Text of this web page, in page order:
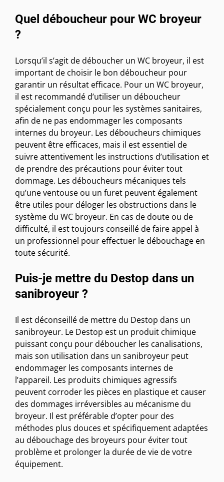
Quel déboucheur pour WC broyeur
?
Lorsqu’il s’agit de déboucher un WC broyeur, il est
important de choisir le bon déboucheur pour
garantir un résultat efficace. Pour un WC broyeur,
il est recommandé d’utiliser un déboucheur
spécialement conçu pour les systèmes sanitaires,
afin de ne pas endommager les composants
internes du broyeur. Les déboucheurs chimiques
peuvent être efficaces, mais il est essentiel de
suivre attentivement les instructions d’utilisation et
de prendre des précautions pour éviter tout
dommage. Les déboucheurs mécaniques tels
qu’une ventouse ou un furet peuvent également
être utiles pour déloger les obstructions dans le
système du WC broyeur. En cas de doute ou de
difficulté, il est toujours conseillé de faire appel à
un professionnel pour effectuer le débouchage en
toute sécurité.
Puis-je mettre du Destop dans un
sanibroyeur ?
Il est déconseillé de mettre du Destop dans un
sanibroyeur. Le Destop est un produit chimique
puissant conçu pour déboucher les canalisations,
mais son utilisation dans un sanibroyeur peut
endommager les composants internes de
l’appareil. Les produits chimiques agressifs
peuvent corroder les pièces en plastique et causer
des dommages irréversibles au mécanisme du
broyeur. Il est préférable d’opter pour des
méthodes plus douces et spécifiquement adaptées
au débouchage des broyeurs pour éviter tout
problème et prolonger la durée de vie de votre
équipement.